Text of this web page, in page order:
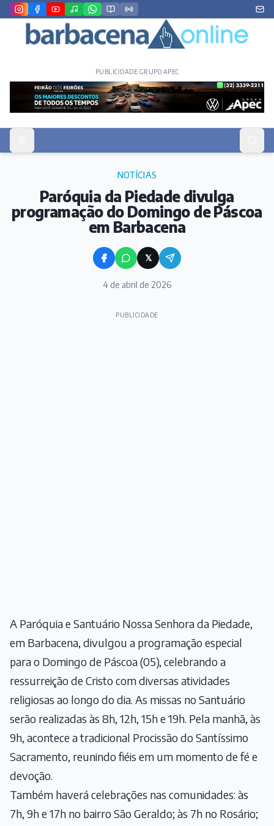
PUBLICIDADE GRUPO APEC
NOTÍCIAS
Paróquia da Piedade divulga
programação do Domingo de Páscoa
em Barbacena
𝕏
4 de abril de 2026
PUBLICIDADE
A Paróquia e Santuário Nossa Senhora da Piedade,
em Barbacena, divulgou a programação especial
para o Domingo de Páscoa (05), celebrando a
ressurreição de Cristo com diversas atividades
religiosas ao longo do dia. As missas no Santuário
serão realizadas às 8h, 12h, 15h e 19h. Pela manhã, às
9h, acontece a tradicional Procissão do Santíssimo
Sacramento, reunindo fiéis em um momento de fé e
devoção.
Também haverá celebrações nas comunidades: às
7h, 9h e 17h no bairro São Geraldo; às 7h no Rosário;